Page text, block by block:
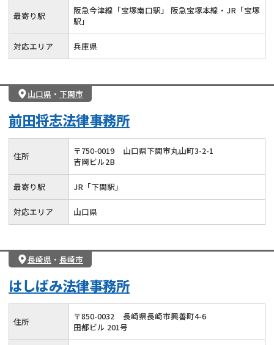
最寄り駅
阪急今津線「宝塚南口駅」 阪急宝塚本線・JR「宝塚
駅」
対応エリア 兵庫県
山口県 ・ 下関市
前田将志法律事務所
住所 〒750-0019
山口県下関市丸山町3-2-1
吉岡ビル2B
最寄り駅 JR「下関駅」
対応エリア 山口県
長崎県 ・ 長崎市
はしばみ法律事務所
住所 〒850-0032
長崎県長崎市興善町4-6
田都ビル 201号